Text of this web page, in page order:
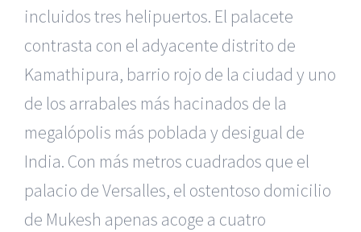
incluidos tres helipuertos. El palacete
contrasta con el adyacente distrito de
Kamathipura, barrio rojo de la ciudad y uno
de los arrabales más hacinados de la
megalópolis más poblada y desigual de
India. Con más metros cuadrados que el
palacio de Versalles, el ostentoso domicilio
de Mukesh apenas acoge a cuatro